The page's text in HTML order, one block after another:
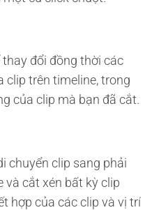
đổi đồng thời các
clip trên timeline, trong
của clip mà bạn đã cắt.
chuyển clip sang phải
và cắt xén bất kỳ clip
hợp của các clip và vị trí